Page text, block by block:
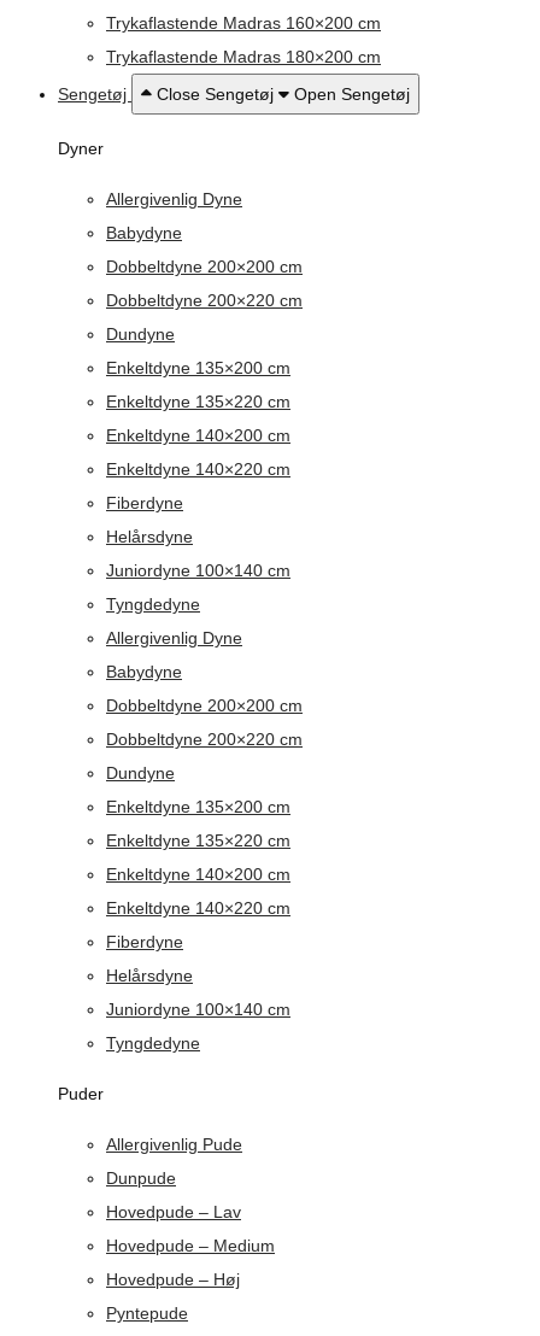
Trykaflastende Madras 160×200 cm
Trykaflastende Madras 180×200 cm
Sengetøj
Close Sengetøj Open Sengetøj
Dyner
Allergivenlig Dyne
Babydyne
Dobbeltdyne 200×200 cm
Dobbeltdyne 200×220 cm
Dundyne
Enkeltdyne 135×200 cm
Enkeltdyne 135×220 cm
Enkeltdyne 140×200 cm
Enkeltdyne 140×220 cm
Fiberdyne
Helårsdyne
Juniordyne 100×140 cm
Tyngdedyne
Allergivenlig Dyne
Babydyne
Dobbeltdyne 200×200 cm
Dobbeltdyne 200×220 cm
Dundyne
Enkeltdyne 135×200 cm
Enkeltdyne 135×220 cm
Enkeltdyne 140×200 cm
Enkeltdyne 140×220 cm
Fiberdyne
Helårsdyne
Juniordyne 100×140 cm
Tyngdedyne
Puder
Allergivenlig Pude
Dunpude
Hovedpude – Lav
Hovedpude – Medium
Hovedpude – Høj
Pyntepude